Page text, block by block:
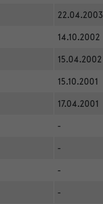
22.04.2003
14.10.2002
15.04.2002
15.10.2001
17.04.2001
-
-
-
-